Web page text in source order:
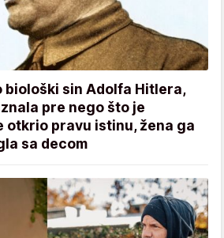
biološki sin Adolfa Hitlera,
pre nego što je
otkrio pravu istinu, žena ga
sa decom